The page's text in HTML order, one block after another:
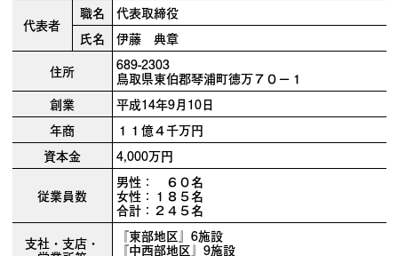
代表者
職名
代表取締役
氏名
伊藤 典章
住所
689-2303
鳥取県東伯郡琴浦町徳万７０－１
創業
平成14年9月10日
年商
１１億４千万円
資本金
4,000万円
従業員数
男性： ６０名
女性：１８５名
合計：２４５名
支社・支店・
『東部地区』6施設
『中西部地区』9施設